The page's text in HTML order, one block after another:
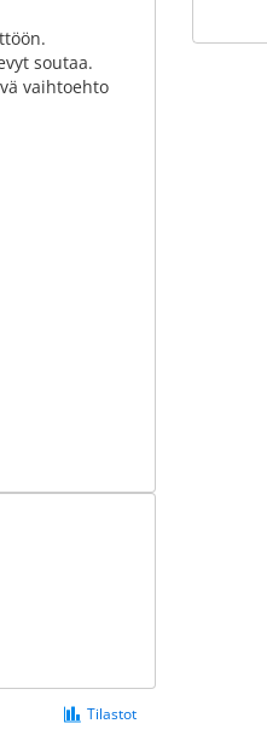
soutaa.
vaihtoehto
Tilastot